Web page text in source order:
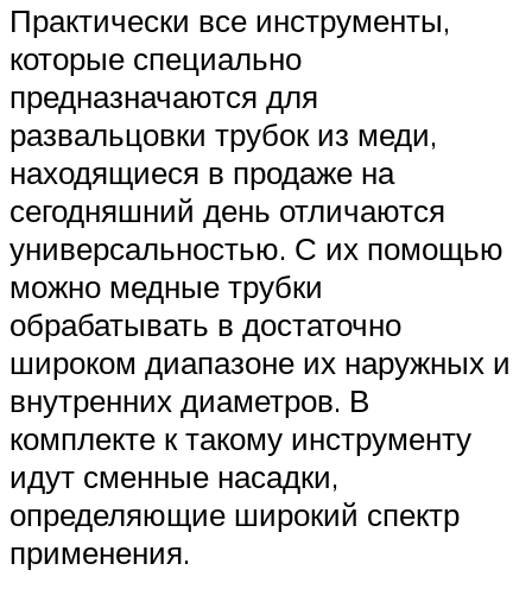
Практически все инструменты,
которые специально
предназначаются для
развальцовки трубок из меди,
находящиеся в продаже на
сегодняшний день отличаются
универсальностью. С их помощью
можно медные трубки
обрабатывать в достаточно
широком диапазоне их наружных и
внутренних диаметров. В
комплекте к такому инструменту
идут сменные насадки,
определяющие широкий спектр
применения.